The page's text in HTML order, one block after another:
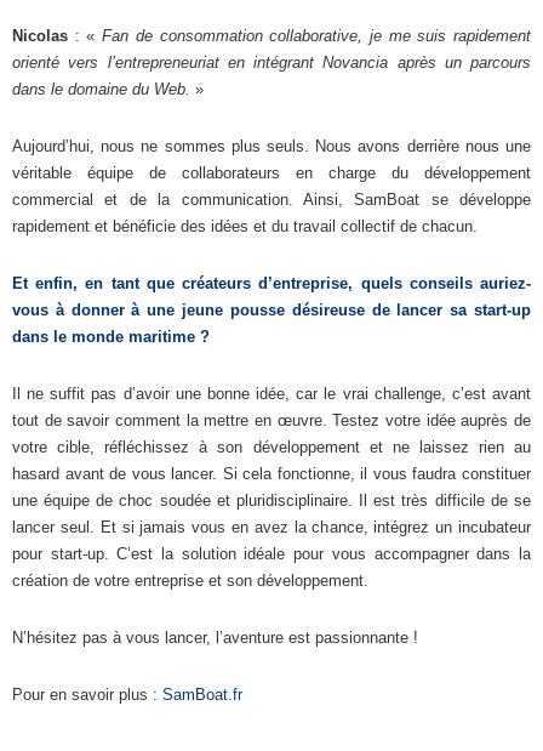
Nicolas : «Fan de consommation collaborative, je me suis rapidement
orienté vers l’entrepreneuriat en intégrant Novancia après un parcours
dans le domaine du Web. »
Aujourd’hui, nous ne sommes plus seuls. Nous avons derrière nous une
véritable équipe de collaborateurs en charge du développement
commercial et de la communication. Ainsi, SamBoat se développe
rapidement et bénéficie des idées et du travail collectif de chacun.
Et enfin, en tant que créateurs d’entreprise, quels conseils auriez-
vous à donner à une jeune pousse désireuse de lancer sa start-up
dans le monde maritime ?
Il ne suffit pas d’avoir une bonne idée, car le vrai challenge, c’est avant
tout de savoir comment la mettre en œuvre. Testez votre idée auprès de
votre cible, réfléchissez à son développement et ne laissez rien au
hasard avant de vous lancer. Si cela fonctionne, il vous faudra constituer
une équipe de choc soudée et pluridisciplinaire. Il est très difficile de se
lancer seul. Et si jamais vous en avez la chance, intégrez un incubateur
pour start-up. C’est la solution idéale pour vous accompagner dans la
création de votre entreprise et son développement.
N’hésitez pas à vous lancer, l’aventure est passionnante !
Pour en savoir plus : SamBoat.fr